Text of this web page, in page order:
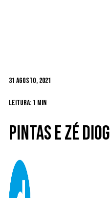
31 Agosto, 2021
Leitura: 1 min
Pintas e Zé